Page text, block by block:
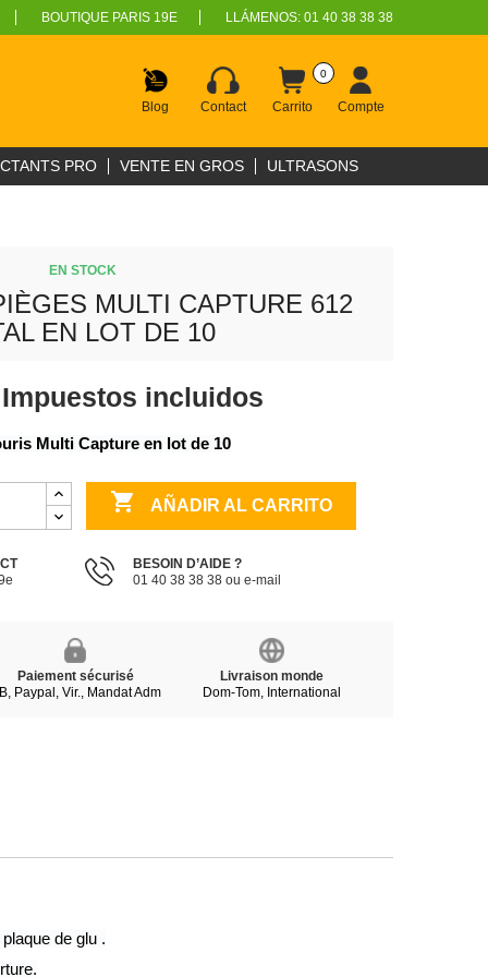
BOUTIQUE PARIS 19E LLÁMENOS: 01 40 38 38 38
Blog Contact Carrito
0
Compte
PRO VENTE EN GROS ULTRASONS
EN STOCK
MULTI CAPTURE 612
EN LOT DE 10
Impuestos incluidos
Multi Capture en lot de 10
 AÑADIR AL CARRITO
BESOIN D’AIDE ?
01 40 38 38 38 ou e-mail
Paiement sécurisé
Paypal, Vir., Mandat Adm
Livraison monde
Dom-Tom, International
de glu .